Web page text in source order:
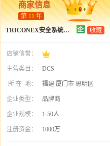
商家信息
第 11 年
TRICONEX安全系统专卖店
收藏
店铺信誉：
主营类目： DCS
所 在 地： 福建 厦门市 思明区
企业类型： 品牌商
企业规模： 1-50人
注册资金： 1000万